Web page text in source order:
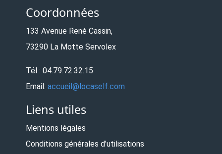
Coordonnées
133 Avenue René Cassin,
73290 La Motte Servolex
Tél : 04.79.72.32.15
Email: accueil@locaself.com
Liens utiles
Mentions légales
Conditions générales d’utilisations